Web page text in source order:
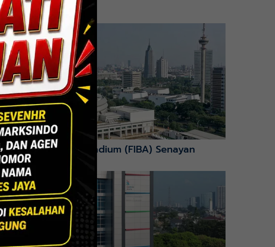
Proyek
Multifunction Stadium (FIBA) Senayan
Proyek